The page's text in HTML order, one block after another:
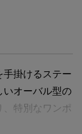
掛けるステー
いオーバル型の
特別なワンポ